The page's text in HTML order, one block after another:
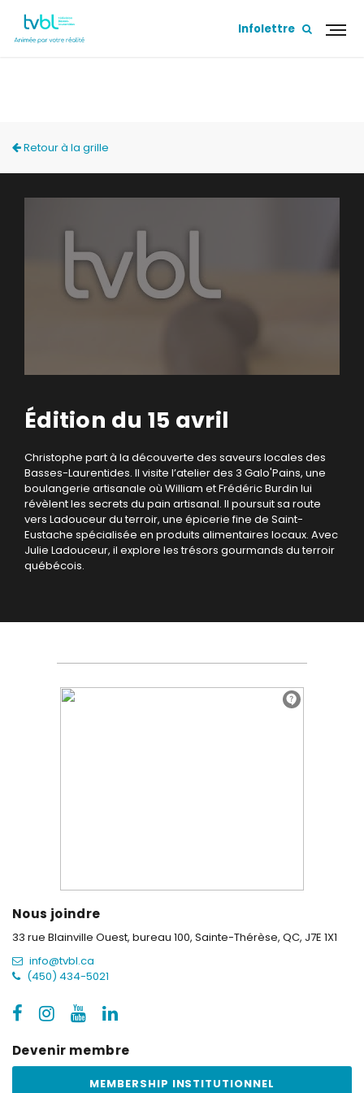
Infolettre
Retour à la grille
Édition du 15 avril
Christophe part à la découverte des saveurs locales des
Basses-Laurentides. Il visite l’atelier des 3 Galo'Pains, une
boulangerie artisanale où William et Frédéric Burdin lui
révèlent les secrets du pain artisanal. Il poursuit sa route
vers Ladouceur du terroir, une épicerie fine de Saint-
Eustache spécialisée en produits alimentaires locaux. Avec
Julie Ladouceur, il explore les trésors gourmands du terroir
québécois.
Nous joindre
33 rue Blainville Ouest, bureau 100, Sainte-Thérèse, QC, J7E 1X1
info@tvbl.ca
(450) 434-5021
Devenir membre
MEMBERSHIP INSTITUTIONNEL